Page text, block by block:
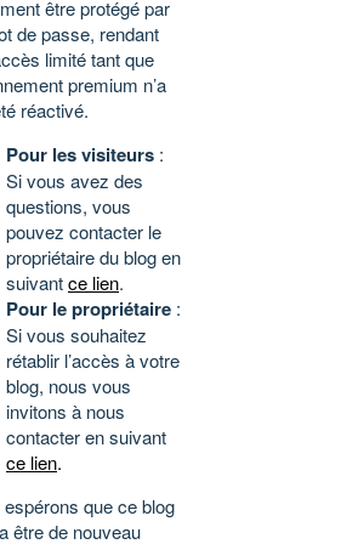
être protégé par
de passe, rendant
limité tant que
premium n’a
réactivé.
Pour les visiteurs :
Si vous avez des
questions, vous
pouvez contacter le
propriétaire du blog en
suivantce lien.
Pour le propriétaire :
Si vous souhaitez
rétablir l’accès à votre
blog, nous vous
invitons à nous
contacter en suivant
ce lien.
espérons que ce blog
être de nouveau